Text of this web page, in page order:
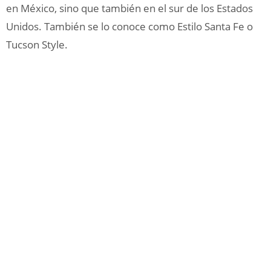
en México, sino que también en el sur de los Estados
Unidos. También se lo conoce como Estilo Santa Fe o
Tucson Style.